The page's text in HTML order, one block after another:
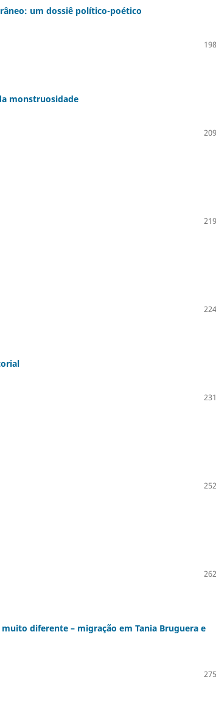
um dossiê político-poético
monstruosidade
diferente – migração em Tania Bruguera e